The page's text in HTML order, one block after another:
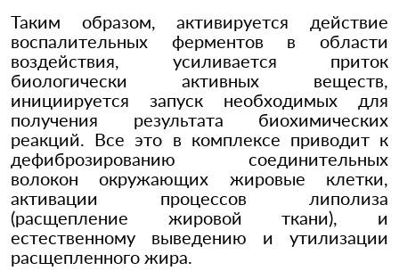
Таким образом, активируется действие
воспалительных ферментов в области
воздействия, усиливается приток
биологически активных веществ,
инициируется запуск необходимых для
получения результата биохимических
реакций. Все это в комплексе приводит к
дефиброзированию соединительных
волокон окружающих жировые клетки,
активации процессов липолиза
(расщепление жировой ткани), и
естественному выведению и утилизации
расщепленного жира.